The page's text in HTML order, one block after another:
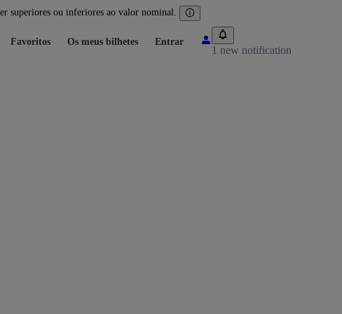
superiores ou inferiores ao valor nominal.
Favoritos Os meus bilhetes Entrar
1 new notification